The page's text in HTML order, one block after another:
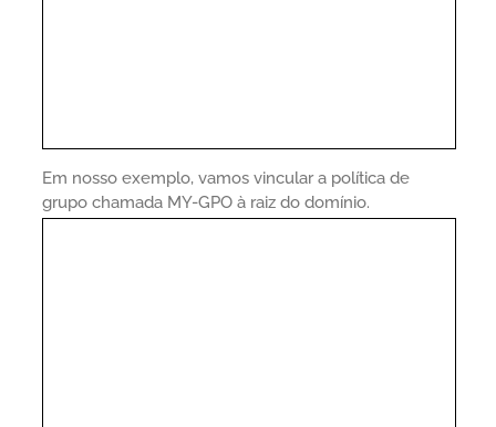
Em nosso exemplo, vamos vincular a política de
grupo chamada MY-GPO à raiz do domínio.